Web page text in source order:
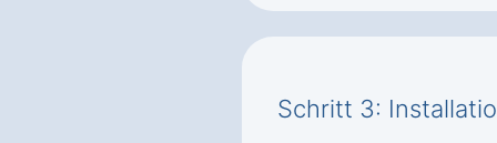
Schritt 3: